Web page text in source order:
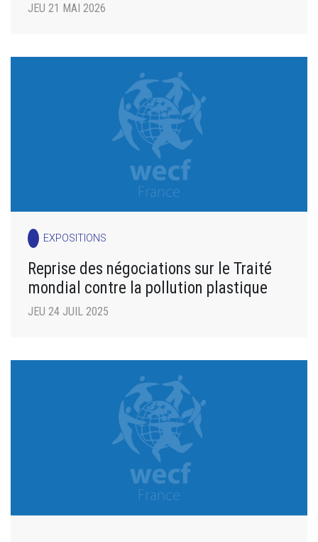
JEU 21 MAI 2026
EXPOSITIONS
Reprise des négociations sur le Traité
mondial contre la pollution plastique
JEU 24 JUIL 2025